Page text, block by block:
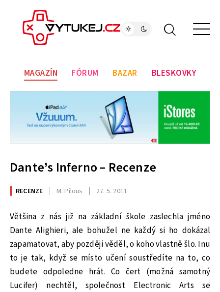
MAGAZÍN FÓRUM BAZAR BLESKOVKY
Dante’s Inferno – Recenze
RECENZE M. Pilous 27. 5. 2011
Většina z nás již na základní škole zaslechla jméno
Dante Alighieri, ale bohužel ne každý si ho dokázal
zapamatovat, aby později věděl, o koho vlastně šlo. Inu
to je tak, když se místo učení soustředíte na to, co
budete odpoledne hrát. Co čert (možná samotný
Lucifer) nechtěl, společnost Electronic Arts se